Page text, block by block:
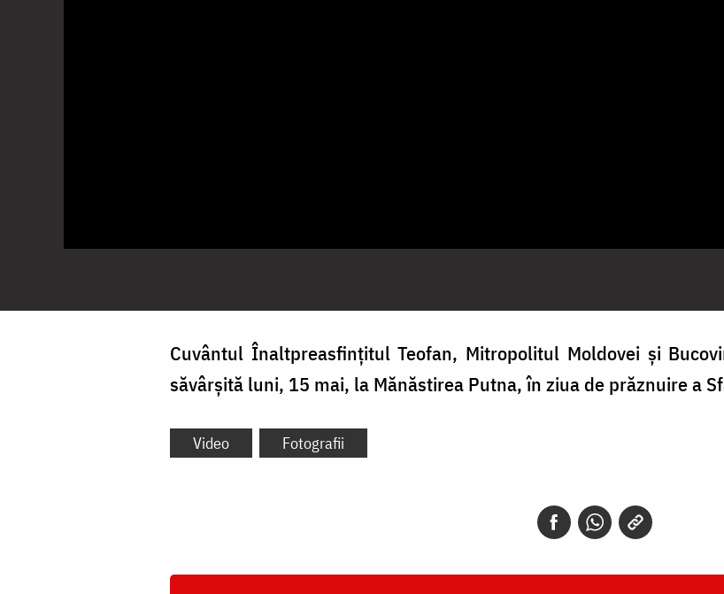
Cuvântul Înaltpreasfințitul Teofan, Mitropolitul Moldovei și
săvârşită luni, 15 mai, la Mănăstirea Putna, în ziua de prăznuire a
Video Fotografii